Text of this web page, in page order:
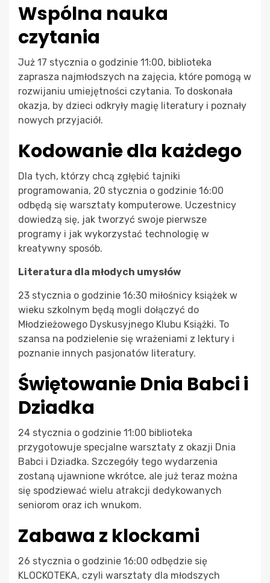
Wspólna nauka
czytania
Już 17 stycznia o godzinie 11:00, biblioteka
zaprasza najmłodszych na zajęcia, które pomogą w
rozwijaniu umiejętności czytania. To doskonała
okazja, by dzieci odkryły magię literatury i poznały
nowych przyjaciół.
Kodowanie dla każdego
Dla tych, którzy chcą zgłębić tajniki
programowania, 20 stycznia o godzinie 16:00
odbędą się warsztaty komputerowe. Uczestnicy
dowiedzą się, jak tworzyć swoje pierwsze
programy i jak wykorzystać technologię w
kreatywny sposób.
Literatura dla młodych umysłów
23 stycznia o godzinie 16:30 miłośnicy książek w
wieku szkolnym będą mogli dołączyć do
Młodzieżowego Dyskusyjnego Klubu Książki. To
szansa na podzielenie się wrażeniami z lektury i
poznanie innych pasjonatów literatury.
Świętowanie Dnia Babci i
Dziadka
24 stycznia o godzinie 11:00 biblioteka
przygotowuje specjalne warsztaty z okazji Dnia
Babci i Dziadka. Szczegóły tego wydarzenia
zostaną ujawnione wkrótce, ale już teraz można
się spodziewać wielu atrakcji dedykowanych
seniorom oraz ich wnukom.
Zabawa z klockami
26 stycznia o godzinie 16:00 odbędzie się
KLOCKOTEKA, czyli warsztaty dla młodszych